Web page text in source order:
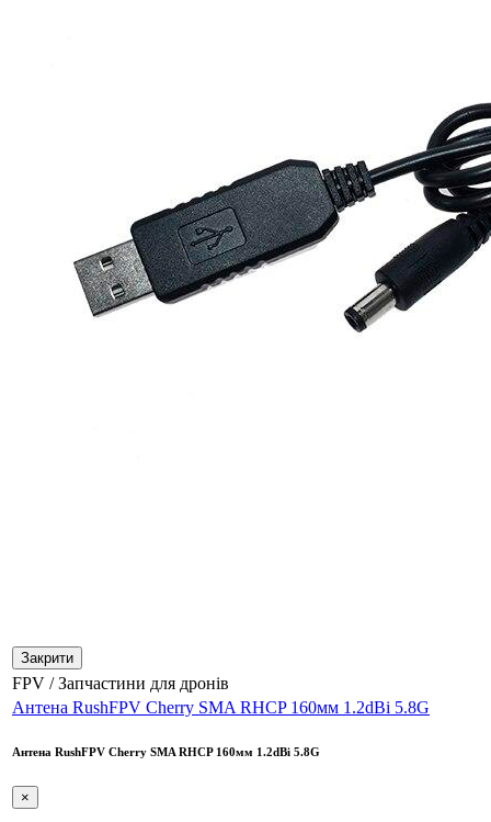
Закрити
FPV / Запчастини для дронів
Антена RushFPV Cherry SMA RHCP 160мм 1.2dBi 5.8G
Антена RushFPV Cherry SMA RHCP 160мм 1.2dBi 5.8G
×